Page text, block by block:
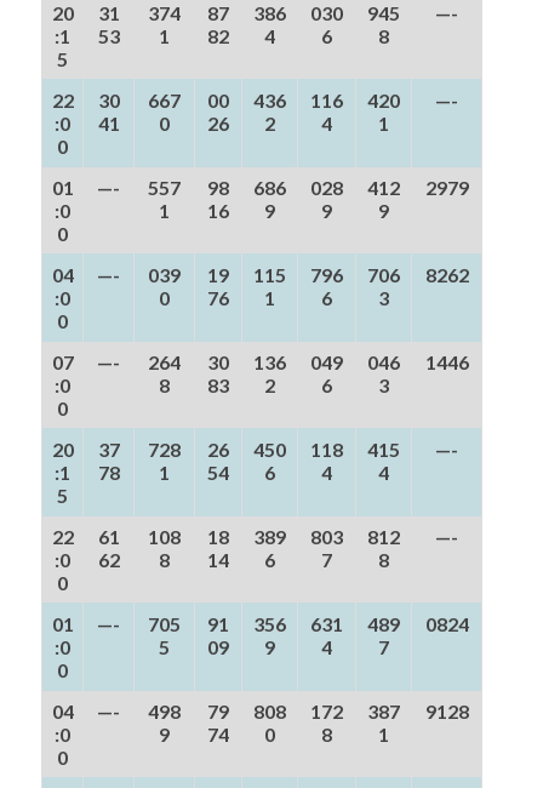
20
:1
5
31
53
374
1
87
82
386
4
030
6
945
8
—-
22
:0
0
30
41
667
0
00
26
436
2
116
4
420
1
—-
01
:0
0
—-
557
1
98
16
686
9
028
9
412
9
2979
04
:0
0
—-
039
0
19
76
115
1
796
6
706
3
8262
07
:0
0
—-
264
8
30
83
136
2
049
6
046
3
1446
20
:1
5
37
78
728
1
26
54
450
6
118
4
415
4
—-
22
:0
0
61
62
108
8
18
14
389
6
803
7
812
8
—-
01
:0
0
—-
705
5
91
09
356
9
631
4
489
7
0824
04
:0
0
—-
498
9
79
74
808
0
172
8
387
1
9128